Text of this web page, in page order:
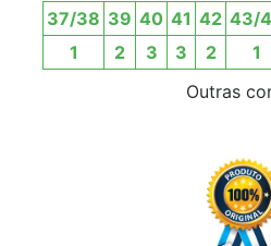
37/38 39 40 41 42 43/
1
2 3 3 2 1
Outras